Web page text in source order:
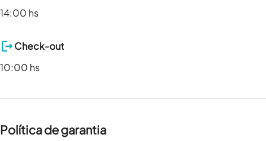
14:00 hs
Check-out
10:00 hs
Política de garantia